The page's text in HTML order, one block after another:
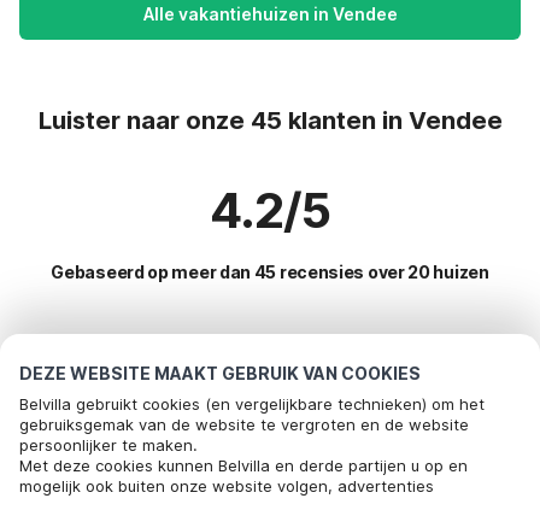
DEZE WEBSITE MAAKT GEBRUIK VAN COOKIES
Belvilla gebruikt cookies (en vergelijkbare technieken) om het
gebruiksgemak van de website te vergroten en de website
persoonlijker te maken.
Met deze cookies kunnen Belvilla en derde partijen u op en
mogelijk ook buiten onze website volgen, advertenties
Alle vakantiehuizen in Vendee
Luister naar onze 45 klanten in Vendee
4.2/5
Gebaseerd op meer dan 45 recensies over 20 huizen
Meest populaire bestemmingen voor
vakantie
Populaire voorzieningen voor vakantie in Vendee
Vakantiehuis met zwembad
Top regio's met top voorzieningen voor vakantie